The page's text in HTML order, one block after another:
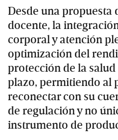
Desde una propuesta
docente, la
corporal y atención
optimización del
protección de la
plazo, permitiendo al
reconectar con su
de regulación y no
instrumento de